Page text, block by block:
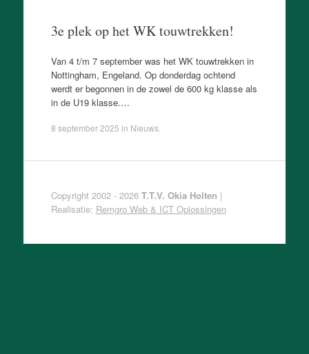
3e plek op het WK touwtrekken!
Van 4 t/m 7 september was het WK touwtrekken in
Nottingham, Engeland. Op donderdag ochtend
werdt er begonnen in de zowel de 600 kg klasse als
in de U19 klasse.…
8 september 2025 in Nieuws.
Copyright 2002 - 2026 T.T.V. Okia Holten |
Realisatie: Remgro Web & ICT Oplossingen